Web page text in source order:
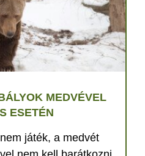
MEDVÉVEL
ESETÉN
játék, a medvét